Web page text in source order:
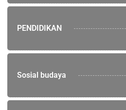
PENDIDIKAN
Sosial budaya